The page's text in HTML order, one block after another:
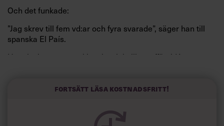
Och det funkade:
”Jag skrev till fem vd:ar och fyra svarade”, säger han till
spanska El País.
Horwitz har nu utvecklat sitt trick till en affärsidé: appen
kortfattat slarviga vd-stilen.
Fortsätt läsa kostnadsfritt!